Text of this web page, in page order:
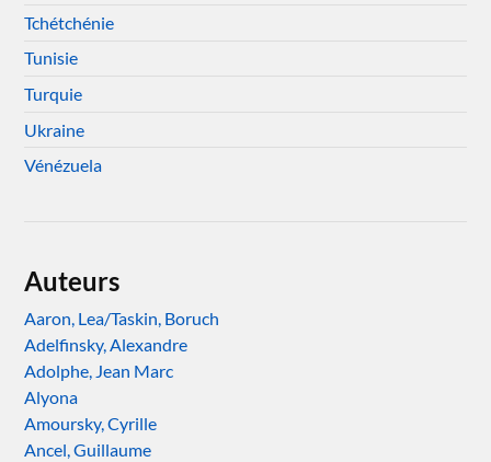
Tchétchénie
Tunisie
Turquie
Ukraine
Vénézuela
Auteurs
Aaron, Lea/Taskin, Boruch
Adelfinsky, Alexandre
Adolphe, Jean Marc
Alyona
Amoursky, Cyrille
Ancel, Guillaume